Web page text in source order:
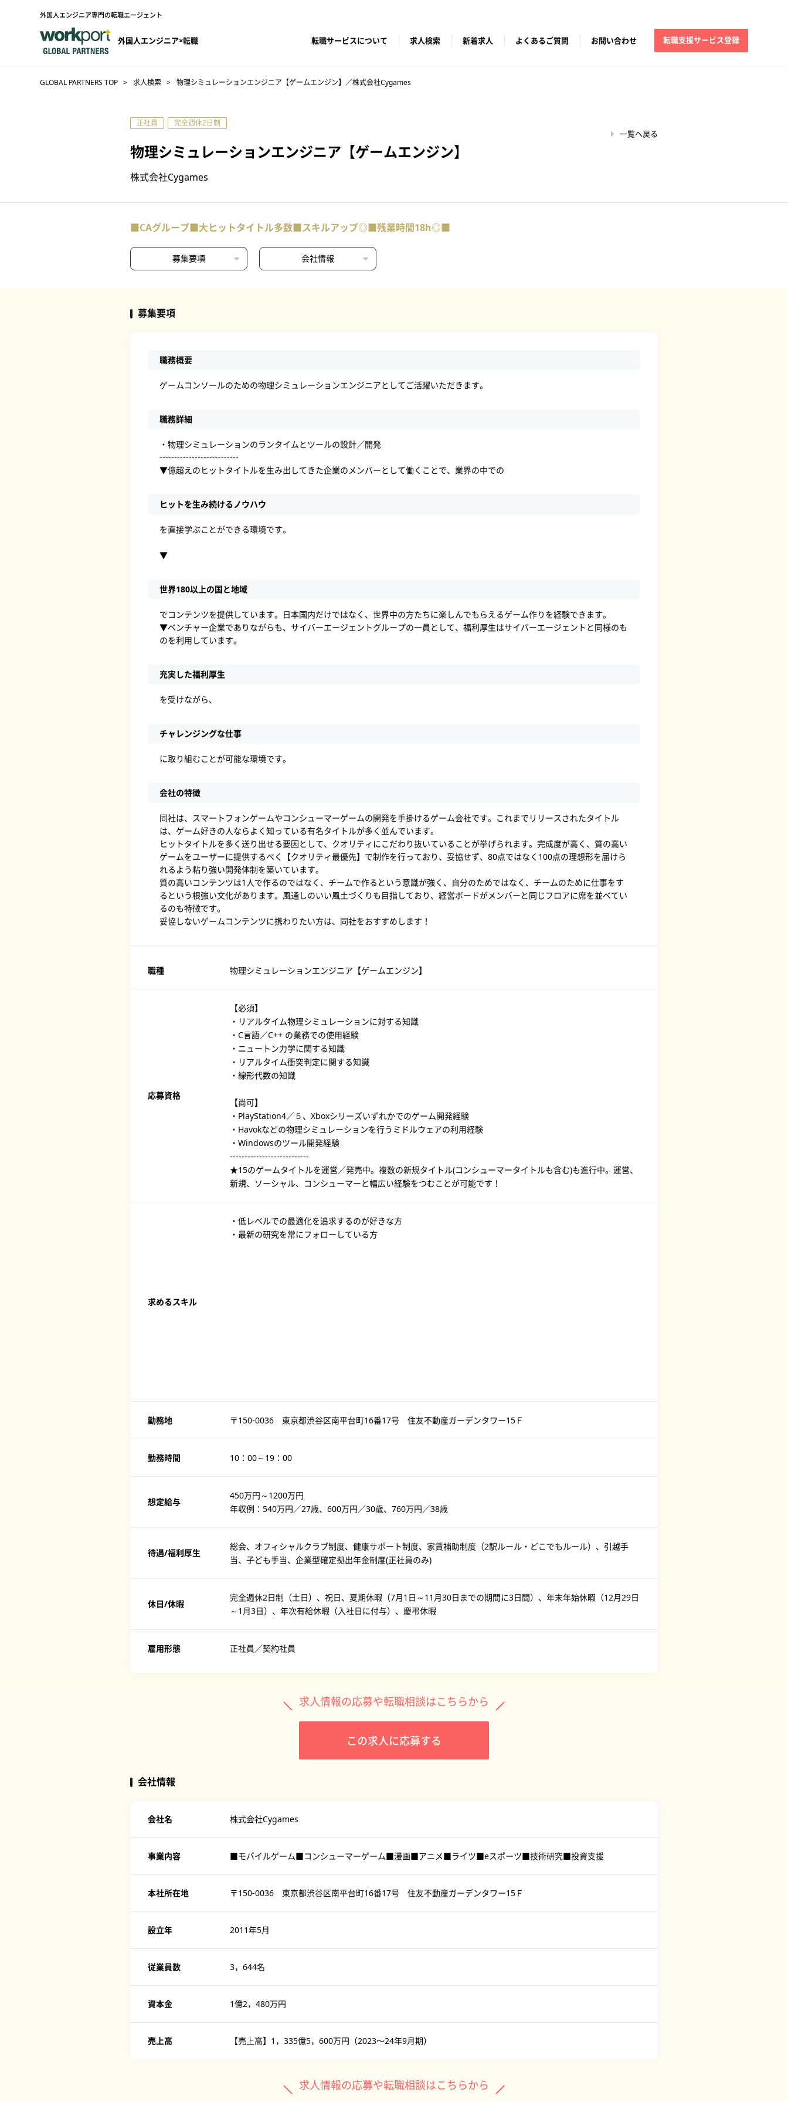
外国人エンジニア専門の転職エージェント
外国人エンジニア×転職 転職サービスについて 求人検索 新着求人 よくあるご質問 お問い合わせ 転職支援サービス登録
GLOBAL PARTNERS TOP 求人検索 物理シミュレーションエンジニア【ゲームエンジン】／株式会社Cygames
正社員 完全週休2日制
物理シミュレーションエンジニア【ゲームエンジン】
株式会社Cygames
一覧へ戻る
■CAグループ■大ヒットタイトル多数■スキルアップ◎■残業時間18h◎■
募集要項 会社情報
募集要項
職務概要
ゲームコンソールのための物理シミュレーションエンジニアとしてご活躍いただきます。
職務詳細
・物理シミュレーションのランタイムとツールの設計／開発
---------------------------
▼億超えのヒットタイトルを生み出してきた企業のメンバーとして働くことで、業界の中での
ヒットを生み続けるノウハウ
を直接学ぶことができる環境です。
▼
世界180以上の国と地域
でコンテンツを提供しています。日本国内だけではなく、世界中の方たちに楽しんでもらえるゲーム作りを経験できます。
▼ベンチャー企業でありながらも、サイバーエージェントグループの一員として、福利厚生はサイバーエージェントと同様のも
のを利用しています。
充実した福利厚生
を受けながら、
チャレンジングな仕事
に取り組むことが可能な環境です。
会社の特徴
同社は、スマートフォンゲームやコンシューマーゲームの開発を手掛けるゲーム会社です。これまでリリースされたタイトル
は、ゲーム好きの人ならよく知っている有名タイトルが多く並んでいます。
ヒットタイトルを多く送り出せる要因として、クオリティにこだわり抜いていることが挙げられます。完成度が高く、質の高い
ゲームをユーザーに提供するべく【クオリティ最優先】で制作を行っており、妥協せず、80点ではなく100点の理想形を届けら
れるよう粘り強い開発体制を築いています。
質の高いコンテンツは1人で作るのではなく、チームで作るという意識が強く、自分のためではなく、チームのために仕事をす
るという根強い文化があります。風通しのいい風土づくりも目指しており、経営ボードがメンバーと同じフロアに席を並べてい
るのも特徴です。
妥協しないゲームコンテンツに携わりたい方は、同社をおすすめします！
職種 物理シミュレーションエンジニア【ゲームエンジン】
応募資格
【必須】
・リアルタイム物理シミュレーションに対する知識
・C言語／C++ の業務での使用経験
・ニュートン力学に関する知識
・リアルタイム衝突判定に関する知識
・線形代数の知識
【尚可】
・PlayStation4／５、Xboxシリーズいずれかでのゲーム開発経験
・Havokなどの物理シミュレーションを行うミドルウェアの利用経験
・Windowsのツール開発経験
---------------------------
★15のゲームタイトルを運営／発売中。複数の新規タイトル(コンシューマータイトルも含む)も進行中。運営、
新規、ソーシャル、コンシューマーと幅広い経験をつむことが可能です！
求めるスキル
・低レベルでの最適化を追求するのが好きな方
・最新の研究を常にフォローしている方
勤務地 〒150-0036 東京都渋谷区南平台町16番17号 住友不動産ガーデンタワー15Ｆ
勤務時間 10：00～19：00
想定給与
450万円～1200万円
年収例：540万円／27歳、600万円／30歳、760万円／38歳
待遇/福利厚生
総会、オフィシャルクラブ制度、健康サポート制度、家賃補助制度（2駅ルール・どこでもルール）、引越手
当、子ども手当、企業型確定拠出年金制度(正社員のみ)
休日/休暇
完全週休2日制（土日）、祝日、夏期休暇（7月1日～11月30日までの期間に3日間）、年末年始休暇（12月29日
～1月3日）、年次有給休暇（入社日に付与）、慶弔休暇
雇用形態 正社員／契約社員
求人情報の応募や転職相談はこちらから
この求人に応募する
会社情報
会社名 株式会社Cygames
事業内容 ■モバイルゲーム■コンシューマーゲーム■漫画■アニメ■ライツ■eスポーツ■技術研究■投資支援
本社所在地 〒150-0036 東京都渋谷区南平台町16番17号 住友不動産ガーデンタワー15Ｆ
設立年 2011年5月
従業員数 3，644名
資本金 1億2，480万円
売上高 【売上高】1，335億5，600万円（2023〜24年9月期）
求人情報の応募や転職相談はこちらから